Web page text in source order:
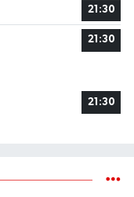
21:30
21:30
21:30